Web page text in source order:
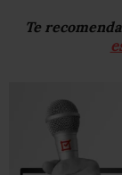
Te